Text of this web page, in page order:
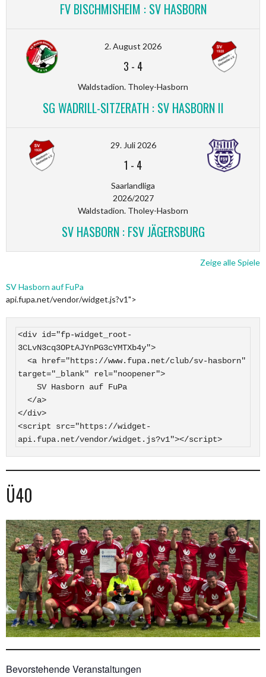
FV BISCHMISHEIM : SV HASBORN
2. August 2026
3 - 4
Waldstadion. Tholey-Hasborn
SG WADRILL-SITZERATH : SV HASBORN II
29. Juli 2026
1 - 4
Saarlandliga
2026/2027
Waldstadion. Tholey-Hasborn
SV HASBORN : FSV JÄGERSBURG
Zeige alle Spiele
SV Hasborn auf FuPa
api.fupa.net/vendor/widget.js?v1">
<div id="fp-widget_root-
3CLvN3cq3OPtAJYnPG3cYMTXb4y">
target="_blank" rel="noopener">
</div>
<script src="https://widget-
api.fupa.net/vendor/widget.js?v1"></script>
Ü40
Bevorstehende Veranstaltungen